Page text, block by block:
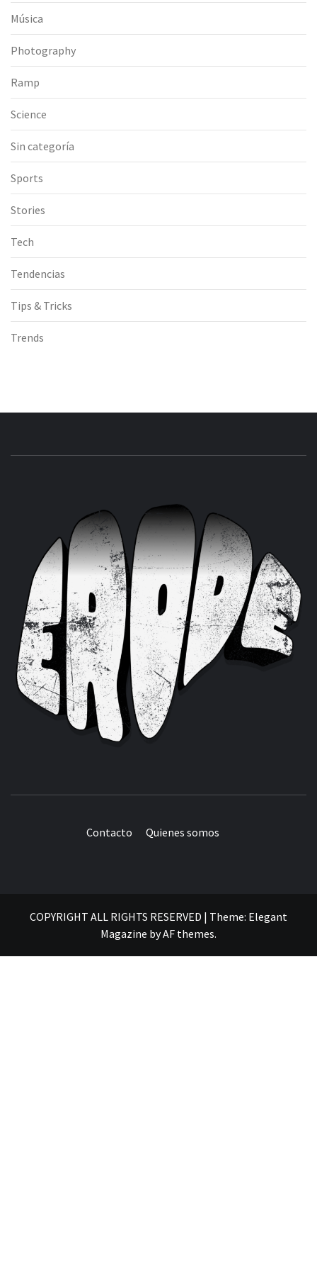
Música
Photography
Ramp
Science
Sin categoría
Sports
Stories
Tech
Tendencias
Tips & Tricks
Trends
Contacto Quienes somos
COPYRIGHT ALL RIGHTS RESERVED | Theme: Elegant
Magazine byAF themes.